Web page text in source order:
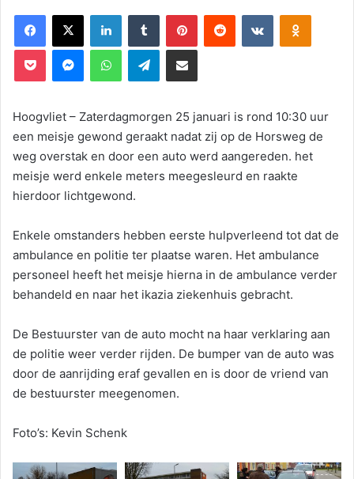
Facebook X LinkedIn Tumblr Pinterest Reddit VKontakte Odnoklassniki
Pocket Messenger WhatsApp Telegram Deel via E-mail
Hoogvliet – Zaterdagmorgen 25 januari is rond 10:30 uur
een meisje gewond geraakt nadat zij op de Horsweg de
weg overstak en door een auto werd aangereden. het
meisje werd enkele meters meegesleurd en raakte
hierdoor lichtgewond.
Enkele omstanders hebben eerste hulpverleend tot dat de
ambulance en politie ter plaatse waren. Het ambulance
personeel heeft het meisje hierna in de ambulance verder
behandeld en naar het ikazia ziekenhuis gebracht.
De Bestuurster van de auto mocht na haar verklaring aan
de politie weer verder rijden. De bumper van de auto was
door de aanrijding eraf gevallen en is door de vriend van
de bestuurster meegenomen.
Foto’s: Kevin Schenk